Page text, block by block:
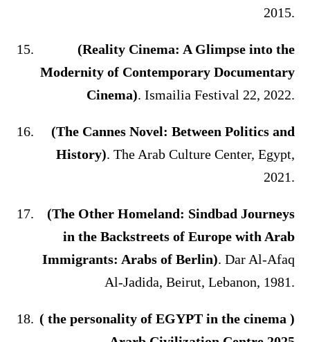
2015.
(Reality Cinema: A Glimpse into the
Modernity of Contemporary Documentary
Cinema). Ismailia Festival 22, 2022.
(The Cannes Novel: Between Politics and
History). The Arab Culture Center, Egypt,
2021.
(The Other Homeland: Sindbad Journeys
in the Backstreets of Europe with Arab
Immigrants: Arabs of Berlin). Dar Al-Afaq
Al-Jadida, Beirut, Lebanon, 1981.
( the personality of EGYPT in the cinema )